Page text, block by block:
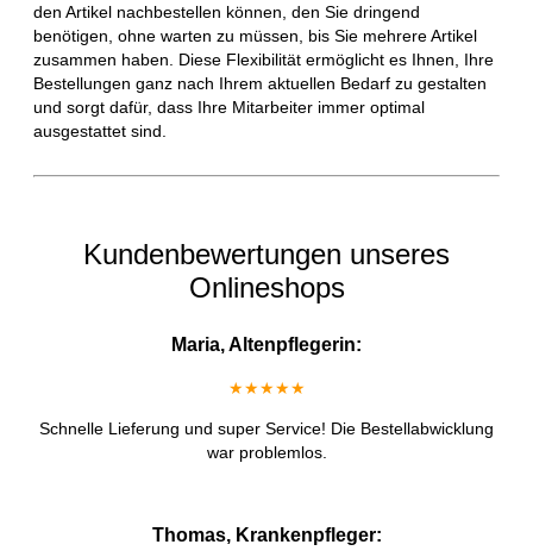
den Artikel nachbestellen können, den Sie dringend
benötigen, ohne warten zu müssen, bis Sie mehrere Artikel
zusammen haben. Diese Flexibilität ermöglicht es Ihnen, Ihre
Bestellungen ganz nach Ihrem aktuellen Bedarf zu gestalten
und sorgt dafür, dass Ihre Mitarbeiter immer optimal
ausgestattet sind.
Kundenbewertungen unseres
Onlineshops
Maria, Altenpflegerin:
★★★★★
Schnelle Lieferung und super Service! Die Bestellabwicklung
war problemlos.
Thomas, Krankenpfleger: